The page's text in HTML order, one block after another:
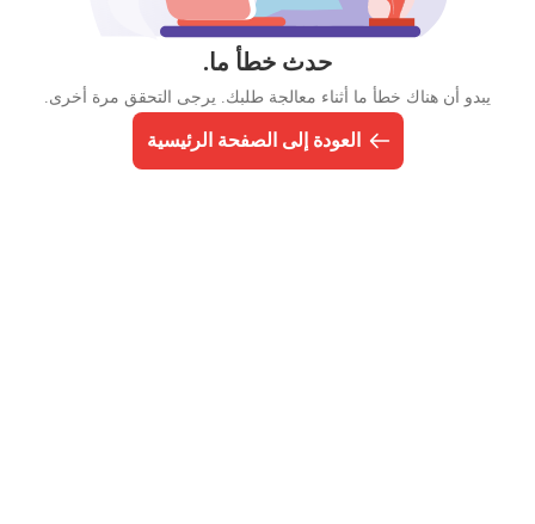
حدث خطأ ما.
يبدو أن هناك خطأ ما أثناء معالجة طلبك. يرجى التحقق مرة أخرى.
العودة إلى الصفحة الرئيسية